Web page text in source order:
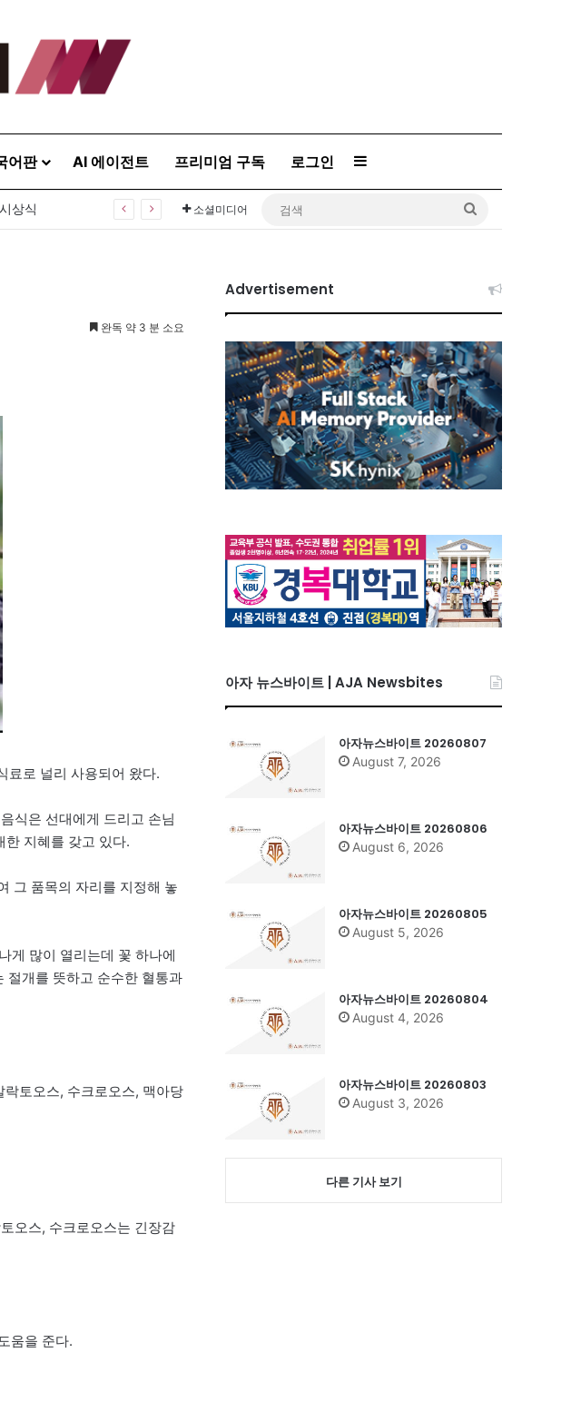
어판 AI 에이전트 프리미엄 구독 로그인 Sidebar
소셜미디어
완독 약 3 분 소요
료로 널리 사용되어 왔다.
식은 선대에게 드리고 손님
지혜를 갖고 있다.
그 품목의 자리를 지정해 놓
게 많이 열리는데 꽃 하나에
절개를 뜻하고 순수한 혈통과
토오스, 수크로오스, 맥아당
오스, 수크로오스는 긴장감
움을 준다.
Advertisement
아자 뉴스바이트 | AJA Newsbites
아자뉴스바이트 20260807
August 7, 2026
아자뉴스바이트 20260806
August 6, 2026
아자뉴스바이트 20260805
August 5, 2026
아자뉴스바이트 20260804
August 4, 2026
아자뉴스바이트 20260803
August 3, 2026
다른 기사 보기